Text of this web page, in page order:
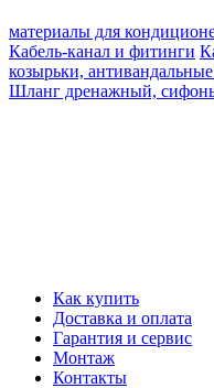
материалы для
Кабель-канал и фитинги
козырьки,
Шланг дренажный,
Как купить
Доставка и оплата
Гарантия и сервис
Монтаж
Контакты